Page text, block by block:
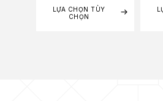
LỰA CHỌN TÙY
CHỌN